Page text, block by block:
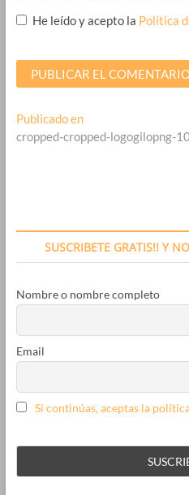
He leído y acepto la Política
Navegación
de
Publicado en
cropped-cropped-logogilopng-
SUSCRIBETE GRATIS!! Y
Nombre o nombre completo
Email
Si continúas, aceptas la